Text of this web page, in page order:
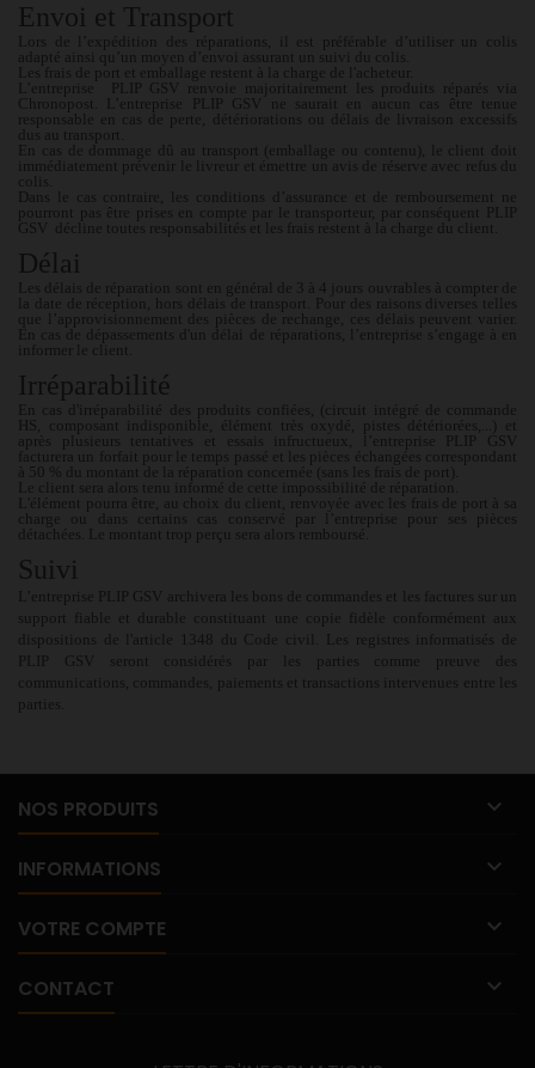
Envoi et Transport
Lors de l’expédition des réparations, il est préférable d’utiliser un colis
adapté ainsi qu’un moyen d’envoi assurant un suivi du colis.
Les frais de port et emballage restent à la charge de l'acheteur.
L’entreprise
PLIP GSV
renvoie majoritairement les produits réparés via
Chronopost. L’entreprise
GSV
ne saurait en aucun cas être tenue
responsable en cas de perte, détériorations ou délais de livraison excessifs
dus au transport.
En cas de dommage dû au transport (emballage ou contenu), le client doit
immédiatement prévenir le livreur et émettre un avis de réserve avec refus du
colis.
Dans le cas contraire, les conditions d’assurance et de remboursement ne
pourront pas être prises en compte par le transporteur, par conséquent PLIP
GSV décline toutes responsabilités et les frais restent à la charge du client.
Délai
Les délais de réparation sont en général de 3 à 4 jours ouvrables à compter de
la date de réception, hors délais de transport. Pour des raisons diverses telles
que l’approvisionnement des pièces de rechange, ces délais peuvent varier.
En cas de dépassements d'un délai de réparations, l’entreprise s’engage à en
informer le client.
Irréparabilité
En cas d'irréparabilité des produits confiées, (circuit intégré de commande
HS, composant indisponible, élément très oxydé, pistes détériorées,...) et
après plusieurs tentatives et essais infructueux, l’entreprise PLIP GSV
facturera un forfait pour le temps passé et les pièces échangées correspondant
à 50 % du montant de la réparation concernée (sans les frais de port).
Le client sera alors tenu informé de cette impossibilité de réparation.
L'élément pourra être, au choix du client, renvoyée avec les frais de port à sa
charge ou dans certains cas conservé par l’entreprise pour ses pièces
détachées. Le montant trop perçu sera alors remboursé.
Suivi
L’entreprise PLIP GSV
archivera les bons de commandes et les factures sur un
support fiable et durable constituant une copie fidèle conformément aux
dispositions de l'article 1348 du Code civil. Les registres informatisés de
PLIP GSV seront considérés par les parties comme preuve des
communications, commandes, paiements et transactions intervenues entre les
parties.
NOS PRODUITS 
INFORMATIONS 
VOTRE COMPTE 
CONTACT 